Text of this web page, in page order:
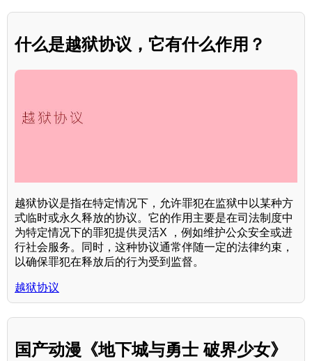
什么是越狱协议，它有什么作用？
越狱协议是指在特定情况下，允许罪犯在监狱中以某种方
式临时或永久释放的协议。它的作用主要是在司法制度中
为特定情况下的罪犯提供灵活X ，例如维护公众安全或进
行社会服务。同时，这种协议通常伴随一定的法律约束，
以确保罪犯在释放后的行为受到监督。
越狱协议
国产动漫《地下城与勇士 破界少女》